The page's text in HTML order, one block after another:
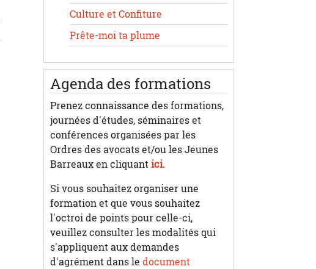
Culture et Confiture
Prête-moi ta plume
Agenda des formations
Prenez connaissance des formations,
journées d'études, séminaires et
conférences organisées par les
Ordres des avocats et/ou les Jeunes
Barreaux en cliquantici.
Si vous souhaitez organiser une
formation et que vous souhaitez
l'octroi de points pour celle-ci,
veuillez consulter les modalités qui
s'appliquent aux demandes
d'agrément dans ledocument